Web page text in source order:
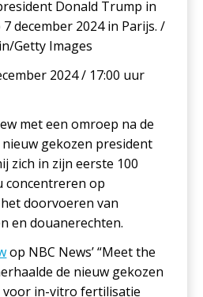
Donald Trump in
december 2024 in Parijs. /
Getty Images
2024 / 17:00 uur
met een omroep na de
gekozen president
zich in zijn eerste 100
concentreren op
doorvoeren van
en douanerechten.
op NBC News’ “Meet the
de nieuw gekozen
in-vitro fertilisatie